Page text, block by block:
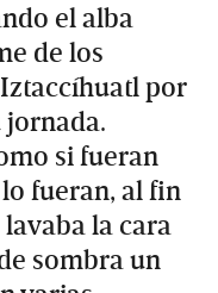
el alba
de los
por
jornada.
si fueran
fueran, al fin
la cara
sombra un